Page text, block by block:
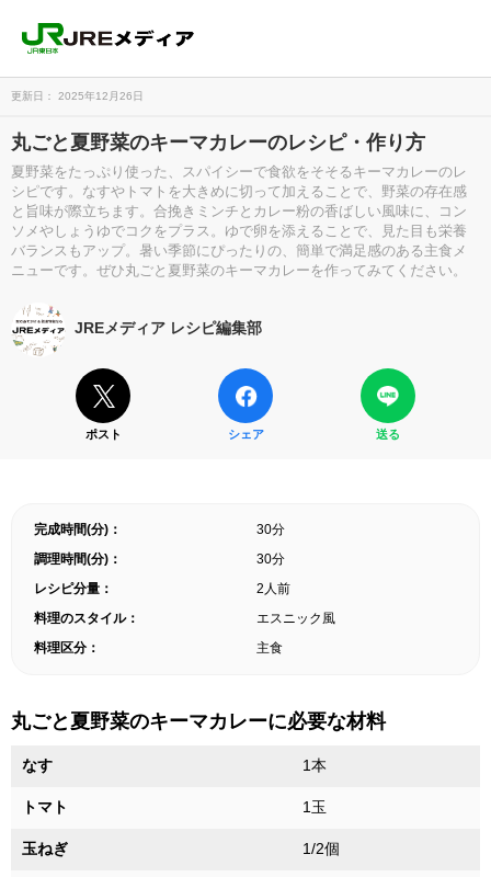
更新日： 2025年12月26日
丸ごと夏野菜のキーマカレーのレシピ・作り方
夏野菜をたっぷり使った、スパイシーで食欲をそそるキーマカレーのレ
シピです。なすやトマトを大きめに切って加えることで、野菜の存在感
と旨味が際立ちます。合挽きミンチとカレー粉の香ばしい風味に、コン
ソメやしょうゆでコクをプラス。ゆで卵を添えることで、見た目も栄養
バランスもアップ。暑い季節にぴったりの、簡単で満足感のある主食メ
ニューです。ぜひ丸ごと夏野菜のキーマカレーを作ってみてください。
JREメディア レシピ編集部
ポスト シェア 送る
完成時間(分)：
30分
調理時間(分)：
30分
レシピ分量：
2人前
料理のスタイル：
エスニック風
料理区分：
主食
丸ごと夏野菜のキーマカレーに必要な材料
なす 1本
トマト 1玉
玉ねぎ 1/2個